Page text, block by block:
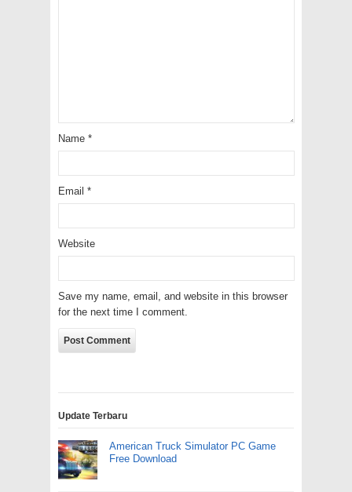
Name *
Email *
Website
Save my name, email, and website in this browser
for the next time I comment.
Update Terbaru
American Truck Simulator PC Game
Free Download